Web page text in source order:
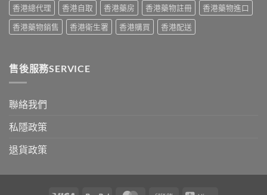
學〉
中
與
安
全
南〉
香港總代理
香港自取 香港藥房 香港藥物註冊
香港藥物進口
香港藥物銷售
香港衛生署 香港購買 香港配送
售後服務SERVICE
聯絡我們
私隱政策
退貨政策